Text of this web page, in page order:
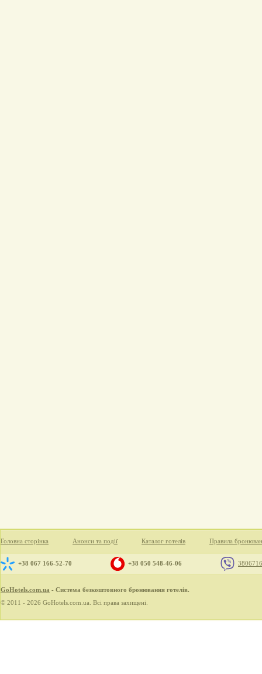
Головна сторінка Анонси та події Каталог готелів Правила
+38 067 166-52-70 +38 050 548-46-06
GoHotels.com.ua - Система безкоштовного бронювання готелів.
© 2011 - 2026 GoHotels.com.ua. Всі права захищені.